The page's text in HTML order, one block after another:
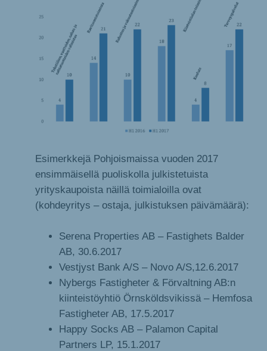
Esimerkkejä Pohjoismaissa vuoden 2017
ensimmäisellä puoliskolla julkistetuista
yrityskaupoista näillä toimialoilla ovat
(kohdeyritys – ostaja, julkistuksen päivämäärä):
Serena Properties AB – Fastighets Balder
AB, 30.6.2017
Vestjyst Bank A/S – Novo A/S,12.6.2017
Nybergs Fastigheter & Förvaltning AB:n
kiinteistöyhtiö Örnsköldsvikissä – Hemfosa
Fastigheter AB, 17.5.2017
Happy Socks AB – Palamon Capital
Partners LP, 15.1.2017